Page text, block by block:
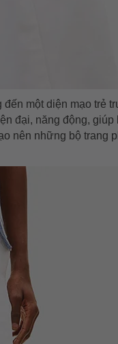
một diện mạo trẻ
đại, năng động, giúp
nên những bộ trang